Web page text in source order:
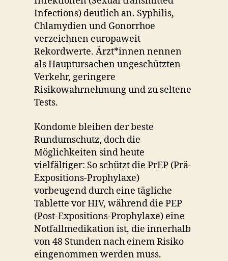
Infections) deutlich an. Syphilis,
Chlamydien und Gonorrhoe
verzeichnen europaweit
Rekordwerte. Ärzt*innen nennen
als Hauptursachen ungeschützten
Verkehr, geringere
Risikowahrnehmung und zu seltene
Tests.
Kondome bleiben der beste
Rundumschutz, doch die
Möglichkeiten sind heute
vielfältiger: So schützt die PrEP (Prä-
Expositions-Prophylaxe)
vorbeugend durch eine tägliche
Tablette vor HIV, während die PEP
(Post-Expositions-Prophylaxe) eine
Notfallmedikation ist, die innerhalb
von 48 Stunden nach einem Risiko
eingenommen werden muss.